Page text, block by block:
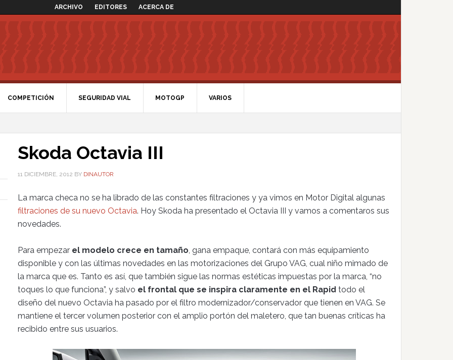
ARCHIVO EDITORES ACERCA DE
COMPETICIÓN SEGURIDAD VIAL MOTOGP VARIOS
Skoda Octavia III
11 DICIEMBRE, 2012 BY DINAUTOR
La marca checa no se ha librado de las constantes filtraciones y ya vimos en Motor Digital algunas
filtraciones de su nuevo Octavia. Hoy Skoda ha presentado el Octavia III y vamos a comentaros sus
novedades.
Para empezar el modelo crece en tamaño, gana empaque, contará con más equipamiento
disponible y con las últimas novedades en las motorizaciones del Grupo VAG, cual niño mimado de
la marca que es. Tanto es así, que también sigue las normas estéticas impuestas por la marca, “no
toques lo que funciona”, y salvo el frontal que se inspira claramente en el Rapid todo el
diseño del nuevo Octavia ha pasado por el filtro modernizador/conservador que tienen en VAG. Se
mantiene el tercer volumen posterior con el amplio portón del maletero, que tan buenas críticas ha
recibido entre sus usuarios.